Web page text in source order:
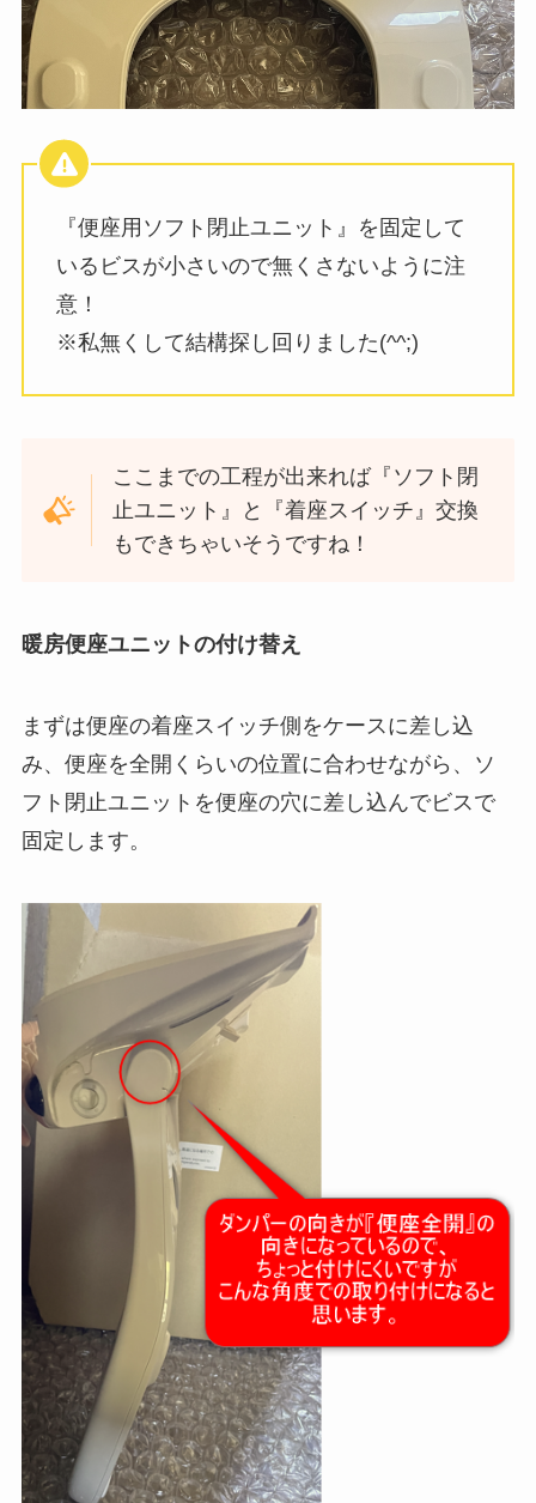
『便座用ソフト閉止ユニット』を固定して
いるビスが小さいので無くさないように注
意！
※私無くして結構探し回りました(^^;)
ここまでの工程が出来れば『ソフト閉
止ユニット』と『着座スイッチ』交換
もできちゃいそうですね！
暖房便座ユニットの付け替え
まずは便座の着座スイッチ側をケースに差し込
み、便座を全開くらいの位置に合わせながら、ソ
フト閉止ユニットを便座の穴に差し込んでビスで
固定します。